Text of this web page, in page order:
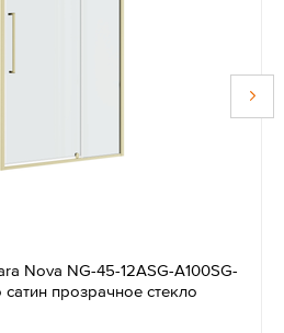
Nova NG-45-12ASG-A100SG-
прозрачное стекло